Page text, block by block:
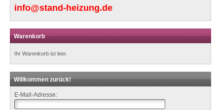
info@stand-heizung.de
Warenkorb
Ihr Warenkorb ist leer.
Willkommen zurück!
E-Mail-Adresse: